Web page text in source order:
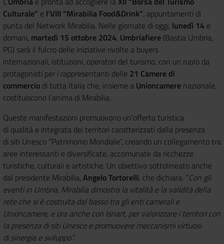
Culturale” e l’VIII “Mirabilia Food&Drink”, appuntamenti di
punta del Network Mirabilia. Nelle giornate di oggi, lunedì 14 e
domani, martedì 15 ottobre 2024, Umbriafiere (Bastia Umbria,
PG) sarà il fulcro delle iniziative rivolte a buyers
internazionali, istituzioni, operatori del turismo, con un ruolo da
protagonisti per i rappresentanti delle 21 Camere di
commercio di tutta Italia che, insieme a Unioncamere nazionale,
costituiscono l’anima di Mirabilia.
Queste manifestazioni promuovono un’offerta turistica
di qualità e integrata dei territori caratterizzati dalla presenza
di siti Unesco “Patrimonio Mondiale”, creando un collegamento tra
aree interessanti e diversificate, accomunate da ricchezze
turistiche, culturali e artistiche. Un obiettivo sottolineato anche
dal presidente Mirabilia, Angelo Tortorelli, che dichiara: “Con gli
eventi in Umbria, Mirabilia dimostra la vitalità e la validità della
rete che si è costruita dal basso tra gli enti camerali e
Unioncamere, e ora anche con Isnart, per valorizzare i territori con
la presenza di siti Unesco e promuovere meccanismi virtuosi
di sinergia e sviluppo”.